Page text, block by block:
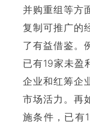
并购重组等方
复制可推广的
了有益借鉴。
已有19家未盈
企业和红筹企
市场活力。再
施条件，已有